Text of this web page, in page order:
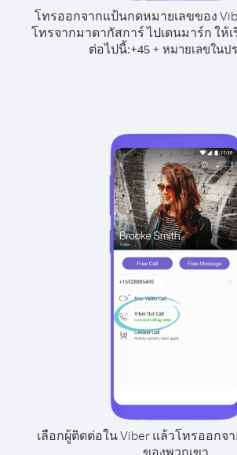
โทรออกจากแป้นกดหมายเลขของ
โทรจากมาดากัสการ์ ไปเดนมาร์ก ให้
ต่อไปนี้:+45+ หมายเลขในป
เลือกผู้ติดต่อใน Viber แล้วโทรออก
ของพวกเขา